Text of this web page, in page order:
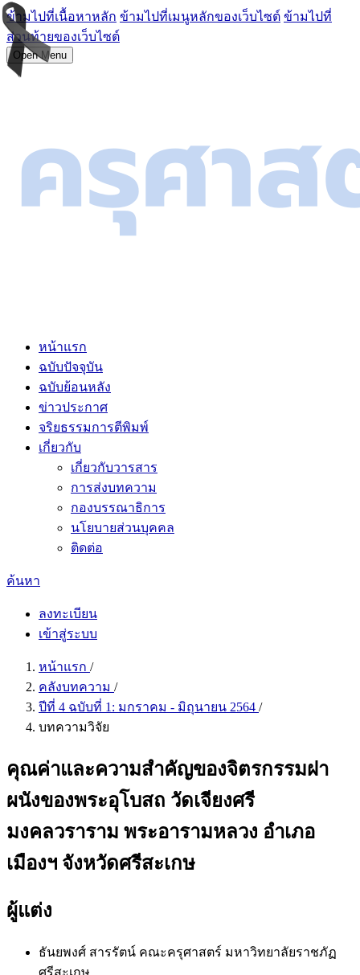
ข้ามไปที่เนื้อหาหลัก ข้ามไปที่เมนูหลักของเว็บไซต์ ข้ามไปที่
ส่วนท้ายของเว็บไซต์
Open Menu
หน้าแรก
ฉบับปัจจุบัน
ฉบับย้อนหลัง
ข่าวประกาศ
จริยธรรมการตีพิมพ์
เกี่ยวกับ
เกี่ยวกับวารสาร
การส่งบทความ
กองบรรณาธิการ
นโยบายส่วนบุคคล
ติดต่อ
ค้นหา
ลงทะเบียน
เข้าสู่ระบบ
หน้าแรก /
คลังบทความ /
ปีที่ 4 ฉบับที่ 1: มกราคม - มิถุนายน 2564 /
บทความวิจัย
คุณค่าและความสำคัญของจิตรกรรมฝา
ผนังของพระอุโบสถ วัดเจียงศรี
มงคลวราราม พระอารามหลวง อำเภอ
เมืองฯ จังหวัดศรีสะเกษ
ผู้แต่ง
ธันยพงศ์ สารรัตน์ คณะครุศาสตร์ มหาวิทยาลัยราชภัฏ
ศรีสะเกษ